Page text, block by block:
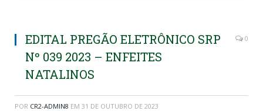
EDITAL PREGÃO ELETRÔNICO SRP
Nº 039 2023 – ENFEITES
NATALINOS
0
POR CR2-ADMIN8 EM 31 DE OUTUBRO DE 2023